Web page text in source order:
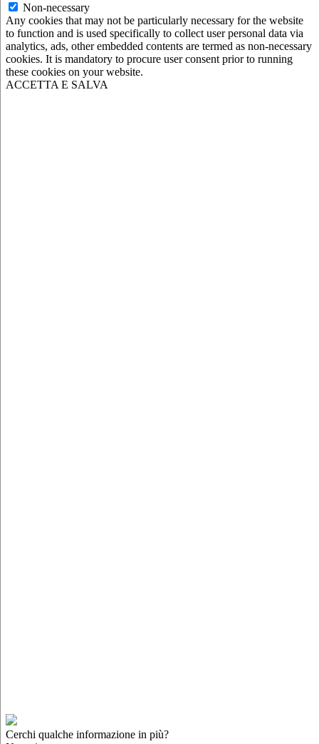
Non-necessary
Any cookies that may not be particularly necessary for the website
to function and is used specifically to collect user personal data via
analytics, ads, other embedded contents are termed as non-necessary
cookies. It is mandatory to procure user consent prior to running
these cookies on your website.
ACCETTA E SALVA
Cerchi qualche informazione in più?